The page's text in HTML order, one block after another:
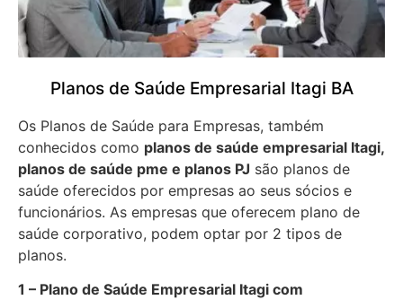
Planos de Saúde Empresarial Itagi BA
Os Planos de Saúde para Empresas, também
conhecidos como planos de saúde empresarial Itagi,
planos de saúde pme e planos PJ são planos de
saúde oferecidos por empresas ao seus sócios e
funcionários. As empresas que oferecem plano de
saúde corporativo, podem optar por 2 tipos de
planos.
1 – Plano de Saúde Empresarial Itagi com